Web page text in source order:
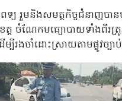
យ រួមនិងសមត្ថកិច្ចជំនាញប
េត្ត ចំណែកមធ្យោបាយទាំងពីរ
បីរងចាំដោះស្រាយតាមផ្លូវច្ប